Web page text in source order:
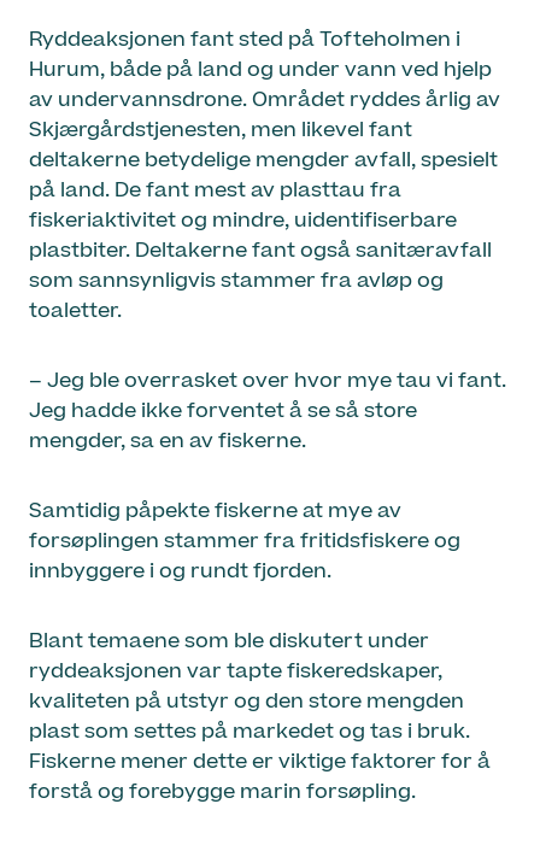
Ryddeaksjonen fant sted på Tofteholmen i
Hurum, både på land og under vann ved hjelp
av undervannsdrone. Området ryddes årlig av
Skjærgårdstjenesten, men likevel fant
deltakerne betydelige mengder avfall, spesielt
på land. De fant mest av plasttau fra
fiskeriaktivitet og mindre, uidentifiserbare
plastbiter. Deltakerne fant også sanitæravfall
som sannsynligvis stammer fra avløp og
toaletter.
– Jeg ble overrasket over hvor mye tau vi fant.
Jeg hadde ikke forventet å se så store
mengder, sa en av fiskerne.
Samtidig påpekte fiskerne at mye av
forsøplingen stammer fra fritidsfiskere og
innbyggere i og rundt fjorden.
Blant temaene som ble diskutert under
ryddeaksjonen var tapte fiskeredskaper,
kvaliteten på utstyr og den store mengden
plast som settes på markedet og tas i bruk.
Fiskerne mener dette er viktige faktorer for å
forstå og forebygge marin forsøpling.